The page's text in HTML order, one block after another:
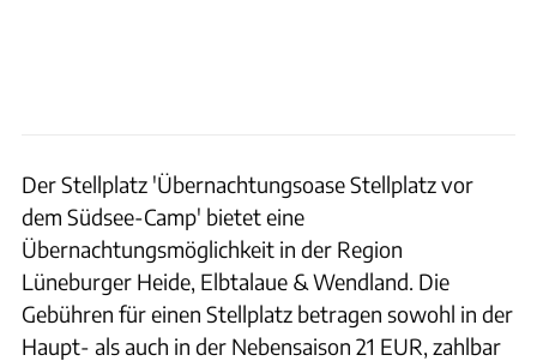
Der Stellplatz 'Übernachtungsoase Stellplatz vor
dem Südsee-Camp' bietet eine
Übernachtungsmöglichkeit in der Region
Lüneburger Heide, Elbtalaue & Wendland. Die
Gebühren für einen Stellplatz betragen sowohl in der
Haupt- als auch in der Nebensaison 21 EUR, zahlbar